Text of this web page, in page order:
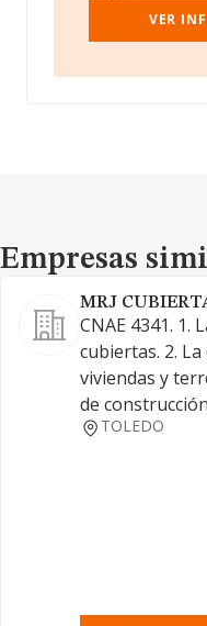
VER
Empresas similares
Empresas
MRJ
CNAE 4341. 1.
cubiertas. 2.
viviendas y
de
TOLEDO